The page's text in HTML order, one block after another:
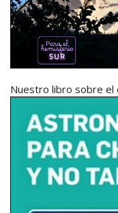
Nuestro libro sobre el